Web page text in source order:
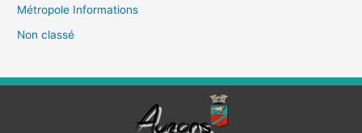
Métropole Informations
Non classé